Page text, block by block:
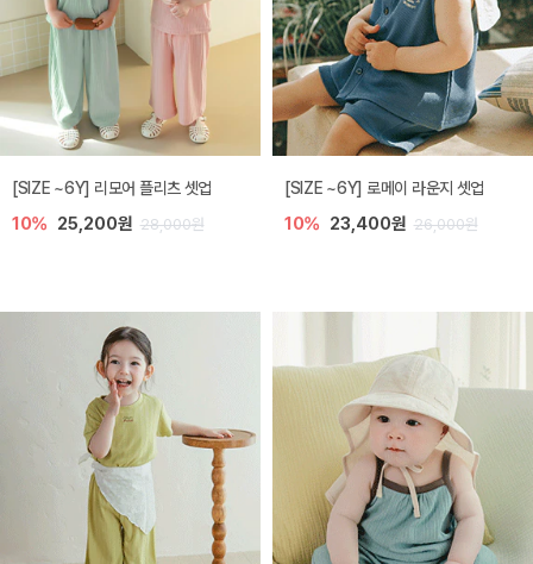
[SIZE ~6Y] 리모어 플리츠 셋업
10% 25,200원 28,000원
[SIZE ~6Y] 로메이 라운지 셋업
10% 23,400원 26,000원